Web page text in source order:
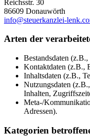
Reichsstr. 30
86609 Donauwörth
info@steuerkanzlei-
Arten der
Bestandsdaten
Kontaktdaten (z.B.,
Inhaltsdaten (z.B.,
Nutzungsdaten
Inhalten,
Meta-/
Adressen).
Kategorien